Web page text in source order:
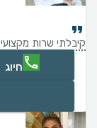
קיבלתי שרות מקצועי עם.
חיוג